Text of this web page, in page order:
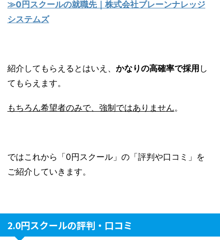
≫0円スクールの就職先｜株式会社ブレーンナレッジ
システムズ
紹介してもらえるとはいえ、 かなりの高確率で採用 し
てもらえます。
もちろん希望者のみで、強制ではありません。
ではこれから「0円スクール」の「評判や口コミ」を
ご紹介していきます。
2.0円スクールの評判・口コミ